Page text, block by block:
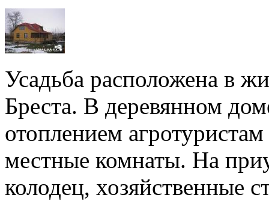
Усадьба расположена в
Бреста. В деревянном
отоплением
местные комнаты. На
колодец, хозяйственные